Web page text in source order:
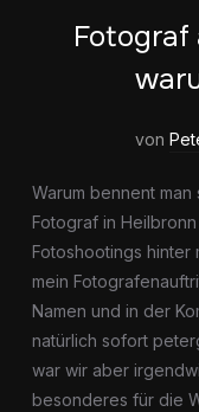
Fotograf
von
Warum bennent
Fotograf in
Fotoshootings hinter
mein
Namen und in der
natürlich sofort
war wir aber
besonderes für die